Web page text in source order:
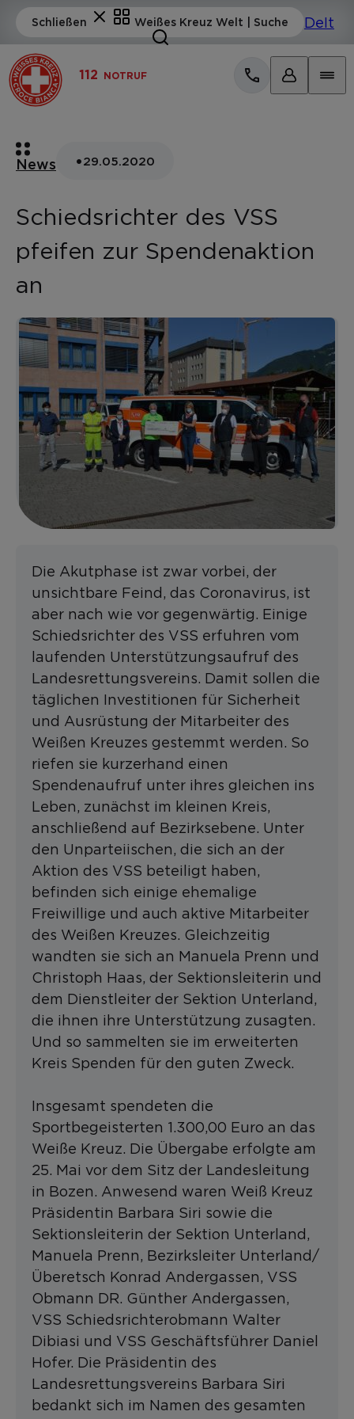
112 NOTRUF
News •29.05.2020
Schiedsrichter des VSS
pfeifen zur Spendenaktion
an
Die Akutphase ist zwar vorbei, der
unsichtbare Feind, das Coronavirus, ist
aber nach wie vor gegenwärtig. Einige
Schiedsrichter des VSS erfuhren vom
laufenden Unterstützungsaufruf des
Landesrettungsvereins. Damit sollen die
täglichen Investitionen für Sicherheit
und Ausrüstung der Mitarbeiter des
Weißen Kreuzes gestemmt werden. So
riefen sie kurzerhand einen
Spendenaufruf unter ihres gleichen ins
Leben, zunächst im kleinen Kreis,
anschließend auf Bezirksebene. Unter
den Unparteiischen, die sich an der
Aktion des VSS beteiligt haben,
befinden sich einige ehemalige
Freiwillige und auch aktive Mitarbeiter
des Weißen Kreuzes. Gleichzeitig
wandten sie sich an Manuela Prenn und
Christoph Haas, der Sektionsleiterin und
dem Dienstleiter der Sektion Unterland,
die ihnen ihre Unterstützung zusagten.
Und so sammelten sie im erweiterten
Kreis Spenden für den guten Zweck.
Insgesamt spendeten die
Sportbegeisterten 1.300,00 Euro an das
Weiße Kreuz. Die Übergabe erfolgte am
25. Mai vor dem Sitz der Landesleitung
in Bozen. Anwesend waren Weiß Kreuz
Präsidentin Barbara Siri sowie die
Sektionsleiterin der Sektion Unterland,
Manuela Prenn, Bezirksleiter Unterland/
Überetsch Konrad Andergassen, VSS
Obmann DR. Günther Andergassen,
VSS Schiedsrichterobmann Walter
Dibiasi und VSS Geschäftsführer Daniel
Hofer. Die Präsidentin des
Landesrettungsvereins Barbara Siri
bedankt sich im Namen des gesamten